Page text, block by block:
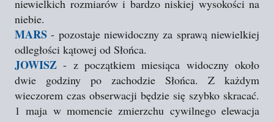
niewielkich rozmiarów i bardzo niskiej wysokości na
niebie.
MARS - pozostaje niewidoczny za sprawą niewielkiej
odległości kątowej od Słońca.
JOWISZ - z początkiem miesiąca widoczny około
dwie godziny po zachodzie Słońca. Z każdym
wieczorem czas obserwacji będzie się szybko skracać.
1 maja w momencie zmierzchu cywilnego elewacja